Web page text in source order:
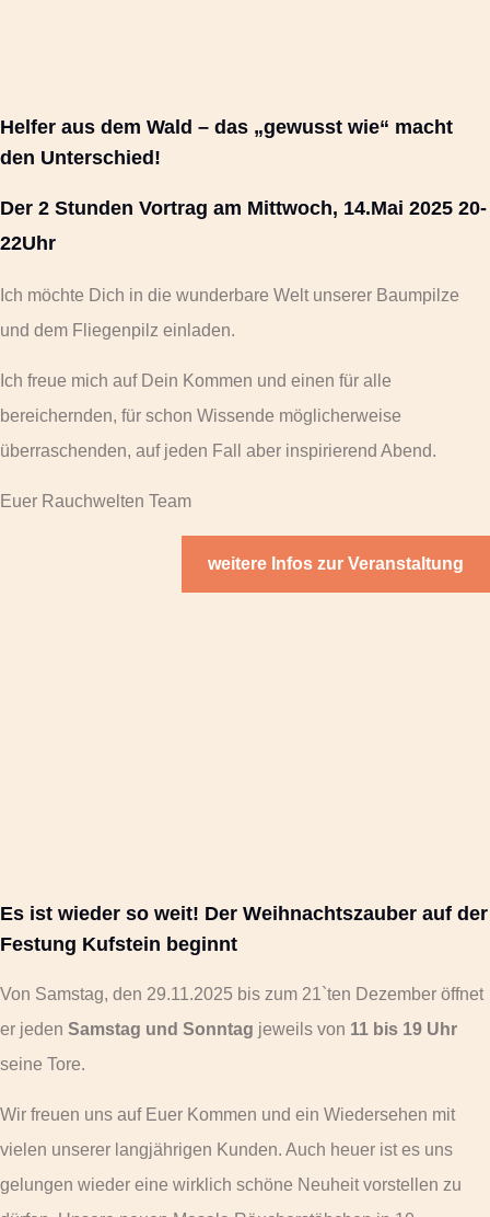
Helfer aus dem Wald – das „gewusst wie“ macht
den Unterschied!
Der 2 Stunden Vortrag am Mittwoch, 14.Mai 2025 20-
22Uhr
Ich möchte Dich in die wunderbare Welt unserer Baumpilze
und dem Fliegenpilz einladen.
Ich freue mich auf Dein Kommen und einen für alle
bereichernden, für schon Wissende möglicherweise
überraschenden, auf jeden Fall aber inspirierend Abend.
Euer Rauchwelten Team
weitere Infos zur Veranstaltung
Es ist wieder so weit! Der Weihnachtszauber auf der
Festung Kufstein beginnt
Von Samstag, den 29.11.2025 bis zum 21`ten Dezember öffnet
er jeden Samstag und Sonntag jeweils von 11 bis 19 Uhr
seine Tore.
Wir freuen uns auf Euer Kommen und ein Wiedersehen mit
vielen unserer langjährigen Kunden. Auch heuer ist es uns
gelungen wieder eine wirklich schöne Neuheit vorstellen zu